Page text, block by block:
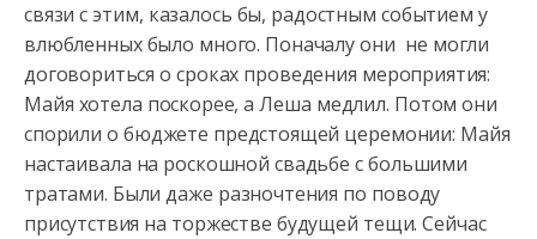
связи с этим, казалось бы, радостным событием у
влюбленных было много. Поначалу они не могли
договориться о сроках проведения мероприятия:
Майя хотела поскорее, а Леша медлил. Потом они
спорили о бюджете предстоящей церемонии: Майя
настаивала на роскошной свадьбе с большими
тратами. Были даже разночтения по поводу
присутствия на торжестве будущей тещи. Сейчас